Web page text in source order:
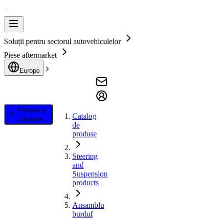
Soluții pentru sectorul autovehiculelor
Piese aftermarket
Europe
Filtrare și
căutare
Catalog
de
produse
Steering
and
Suspension
products
Ansamblu
burduf